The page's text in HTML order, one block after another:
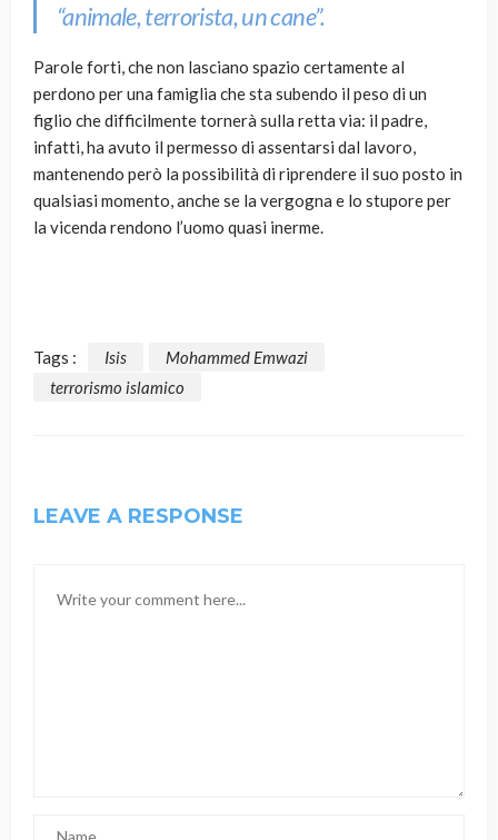
“animale, terrorista, un cane”.
Parole forti, che non lasciano spazio certamente al
perdono per una famiglia che sta subendo il peso di un
figlio che difficilmente tornerà sulla retta via: il padre,
infatti, ha avuto il permesso di assentarsi dal lavoro,
mantenendo però la possibilità di riprendere il suo posto in
qualsiasi momento, anche se la vergogna e lo stupore per
la vicenda rendono l’uomo quasi inerme.
Tags : Isis
Mohammed Emwazi
terrorismo islamico
LEAVE A RESPONSE